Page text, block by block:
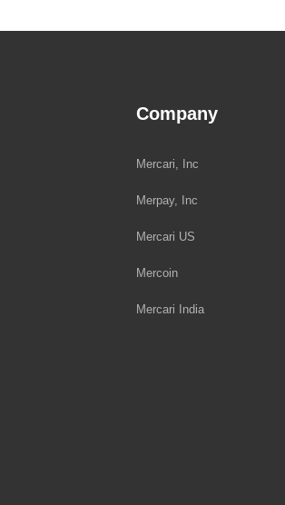
Company
Mercari, Inc
Merpay, Inc
Mercari US
Mercoin
Mercari India